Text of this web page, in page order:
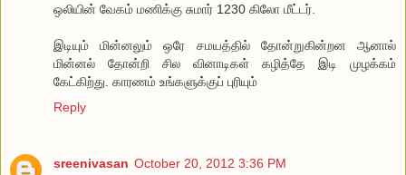
ஒலியின் வேகம் மணிக்கு சுமார் 1230 கிலோ மீட்டர்.
இடியும் மின்னலும் ஒரே சமயத்தில் தோன்றுகின்றன ஆனால்
மின்னல் தோன்றி சில வினாடிகள் கழித்தே இடி முழக்கம்
கேட்கிற்து. காரணம் உங்களுக்குப் புரியும்
Reply
sreenivasan October 20, 2012 3:36 PM